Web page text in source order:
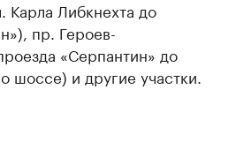
Карла Либкнехта до
пр. Героев-
«Серпантин» до
шоссе) и другие участки.